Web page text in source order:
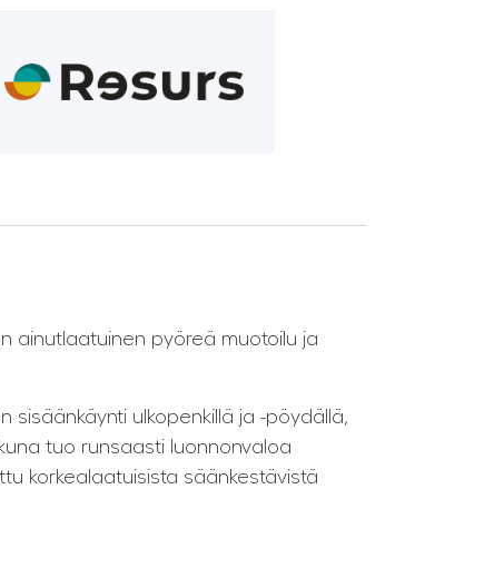
ainutlaatuinen pyöreä muotoilu ja
sisäänkäynti ulkopenkillä ja -pöydällä,
tuo runsaasti luonnonvaloa
korkealaatuisista säänkestävistä